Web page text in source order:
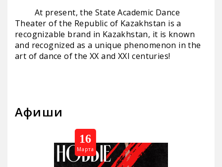
At present, the State Academic Dance
Theater of the Republic of Kazakhstan is a
recognizable brand in Kazakhstan, it is known
and recognized as a unique phenomenon in the
art of dance of the ХХ and ХХI centuries!
Афиши
16
Марта